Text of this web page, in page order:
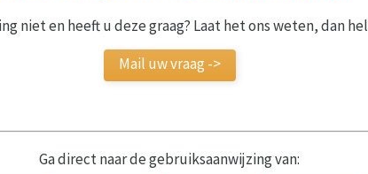
niet en heeft u deze graag? Laat het ons weten, dan
Mail uw vraag ->
Ga direct naar de gebruiksaanwijzing van: